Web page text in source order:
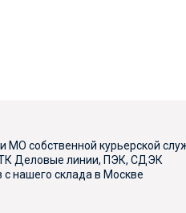
МО собственной курьерской
Деловые линии, ПЭК, СДЭК
нашего склада в Москве